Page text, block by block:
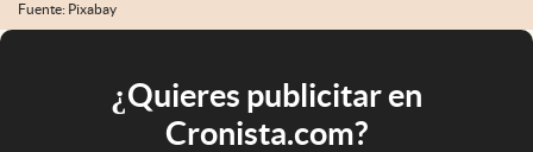
Fuente: Pixabay
¿Quieres publicitar en
Cronista.com?